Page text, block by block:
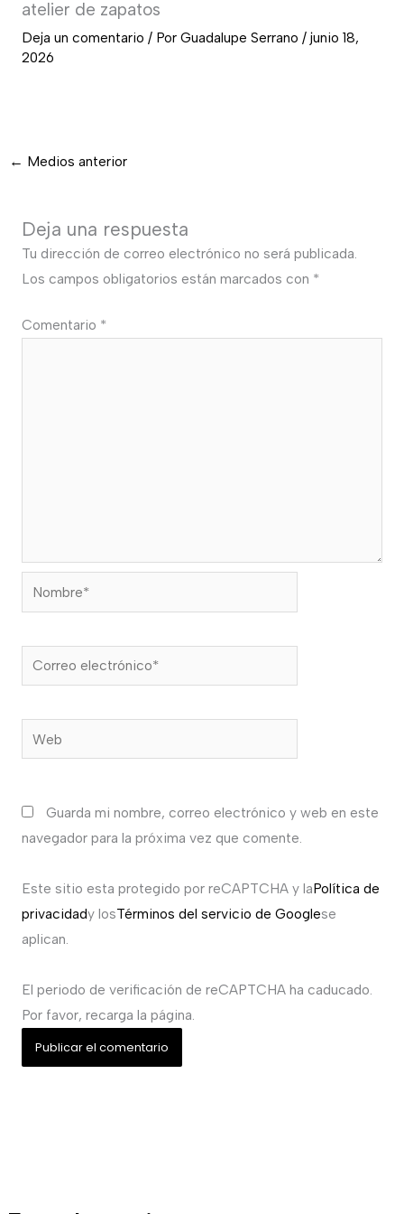
atelier de zapatos
Deja un comentario / Por Guadalupe Serrano / junio 18,
2026
← Medios anterior
Deja una respuesta
Tu dirección de correo electrónico no será publicada.
Los campos obligatorios están marcados con *
Comentario *
Nombre*
Correo
electrónico*
Web
Guarda mi nombre, correo electrónico y web en este
navegador para la próxima vez que comente.
Este sitio esta protegido por reCAPTCHA y laPolítica de
privacidady losTérminos del servicio de Googlese
aplican.
El periodo de verificación de reCAPTCHA ha caducado.
Por favor, recarga la página.